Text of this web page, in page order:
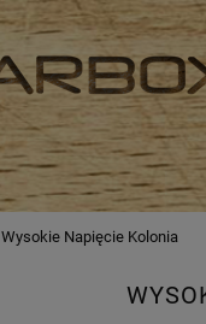
Wysokie Napięcie Kolonia